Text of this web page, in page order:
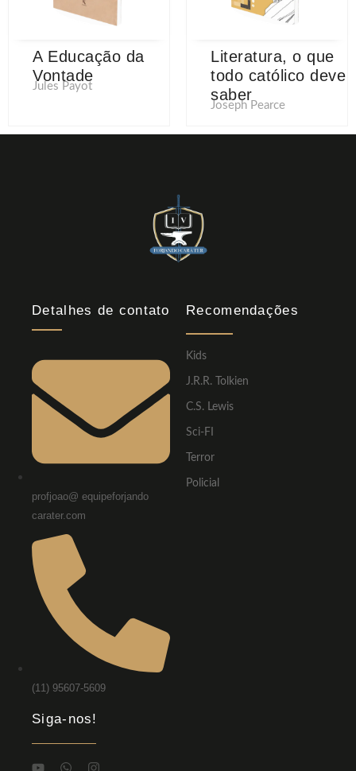
A Educação da
Vontade
Jules Payot
Literatura, o que
todo católico deve
saber
Joseph Pearce
Detalhes de contato
profjoao@ equipeforjando
carater.com
(11) 95607-5609
Recomendações
Kids
J.R.R. Tolkien
C.S. Lewis
Sci-FI
Terror
Policial
Siga-nos!